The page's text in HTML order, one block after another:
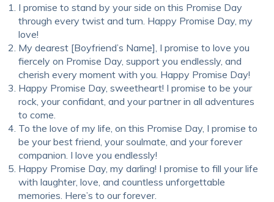
I promise to stand by your side on this Promise Day
through every twist and turn. Happy Promise Day, my
love!
My dearest [Boyfriend’s Name], I promise to love you
fiercely on Promise Day, support you endlessly, and
cherish every moment with you. Happy Promise Day!
Happy Promise Day, sweetheart! I promise to be your
rock, your confidant, and your partner in all adventures
to come.
To the love of my life, on this Promise Day, I promise to
be your best friend, your soulmate, and your forever
companion. I love you endlessly!
Happy Promise Day, my darling! I promise to fill your life
with laughter, love, and countless unforgettable
memories. Here’s to our forever.